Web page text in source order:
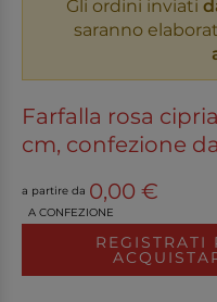
Gli ordini inviati
saranno
Farfalla rosa
cm, confezione
a partire da 0,00 €
A CONFEZIONE
REGISTRATI